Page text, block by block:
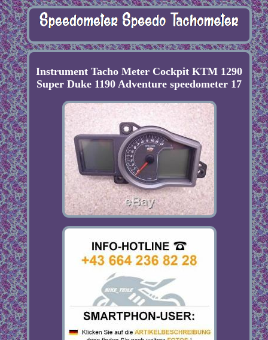
Instrument Tacho Meter Cockpit KTM 1290
Super Duke 1190 Adventure speedometer 17